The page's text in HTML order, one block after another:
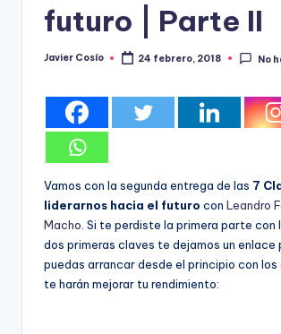
futuro | Parte II
Publicado
Javier Cosío 24 febrero, 2018 No
Vamos con la segunda entrega de las 7
liderarnos hacia el futuro con Leandro
Macho . Si te perdiste la primera parte con
dos primeras claves te dejamos un enlace
puedas arrancar desde el principio con los
te harán mejorar tu rendimiento: